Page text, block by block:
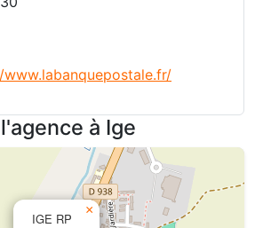
à Ige
IGE RP
×